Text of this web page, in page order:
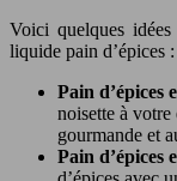
Voici quelques
liquide pain d’épices :
Pain d’épices
noisette à votre
gourmande et
Pain d’épices